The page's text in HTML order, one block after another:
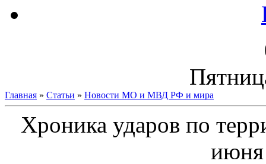
Главная » Статьи » Новости МО и МВД РФ и мира
Хроника ударов по
июня